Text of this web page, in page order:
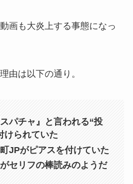
画も大炎上する事態になっ
由は以下の通り。
パチャ』と言われる“投
けられていた
JPがピアスを付けていた
セリフの棒読みのようだ